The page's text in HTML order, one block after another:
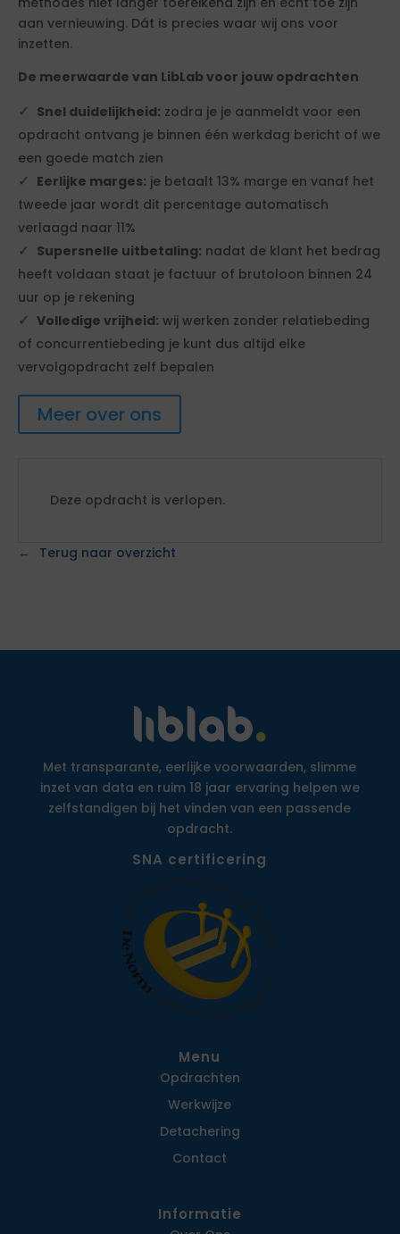
aan vernieuwing. Dát is precies waar wij ons voor
inzetten.
De meerwaarde van LibLab voor jouw opdrachten
Snel duidelijkheid: zodra je je aanmeldt voor een
opdracht ontvang je binnen één werkdag bericht of we
een goede match zien
Eerlijke marges: je betaalt 13% marge en vanaf het
tweede jaar wordt dit percentage automatisch
verlaagd naar 11%
Supersnelle uitbetaling: nadat de klant het bedrag
heeft voldaan staat je factuur of brutoloon binnen 24
uur op je rekening
Volledige vrijheid: wij werken zonder relatiebeding
of concurrentiebeding je kunt dus altijd elke
vervolgopdracht zelf bepalen
Meer over ons
Deze opdracht is verlopen.
Terug naar overzicht
Met transparante, eerlijke voorwaarden, slimme
inzet van data en ruim 18 jaar ervaring helpen we
zelfstandigen bij het vinden van een passende
opdracht.
SNA certificering
Menu
Opdrachten
Werkwijze
Detachering
Contact
Informatie